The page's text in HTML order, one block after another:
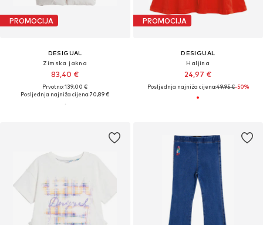
PROMOCIJA
DESIGUAL
Zimska jakna
83,40 €
Prvotno: 139,00 €
Posljednja najniža cijena:70,89 €
PROMOCIJA
DESIGUAL
Haljina
24,97 €
Posljednja najniža cijena:49,95 €-50%